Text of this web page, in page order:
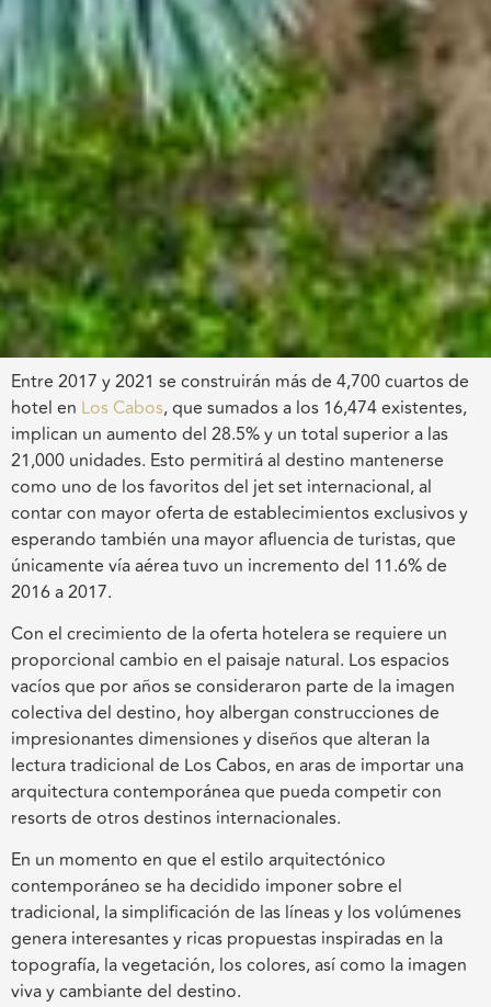
Entre 2017 y 2021 se construirán más de 4,700 cuartos de
hotel en Los Cabos, que sumados a los 16,474 existentes,
implican un aumento del 28.5% y un total superior a las
21,000 unidades. Esto permitirá al destino mantenerse
como uno de los favoritos del jet set internacional, al
contar con mayor oferta de establecimientos exclusivos y
esperando también una mayor afluencia de turistas, que
únicamente vía aérea tuvo un incremento del 11.6% de
2016 a 2017.
Con el crecimiento de la oferta hotelera se requiere un
proporcional cambio en el paisaje natural. Los espacios
vacíos que por años se consideraron parte de la imagen
colectiva del destino, hoy albergan construcciones de
impresionantes dimensiones y diseños que alteran la
lectura tradicional de Los Cabos, en aras de importar una
arquitectura contemporánea que pueda competir con
resorts de otros destinos internacionales.
En un momento en que el estilo arquitectónico
contemporáneo se ha decidido imponer sobre el
tradicional, la simplificación de las líneas y los volúmenes
genera interesantes y ricas propuestas inspiradas en la
topografía, la vegetación, los colores, así como la imagen
viva y cambiante del destino.